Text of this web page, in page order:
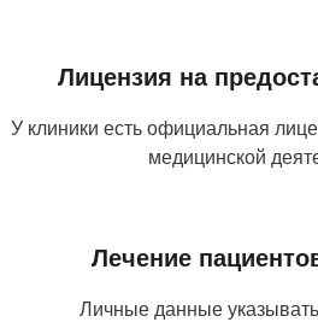
Лицензия на
У клиники есть официальная
медицинской
Лечение
Личные данные